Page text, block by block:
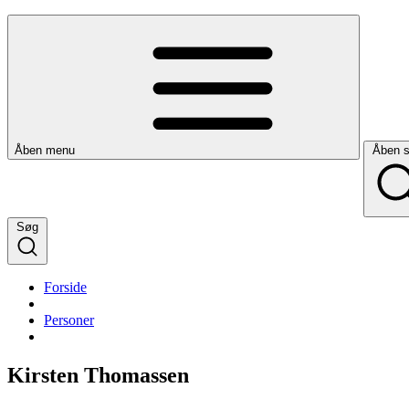
Åben menu Åben
Søg
Forside
Personer
Kirsten Thomassen